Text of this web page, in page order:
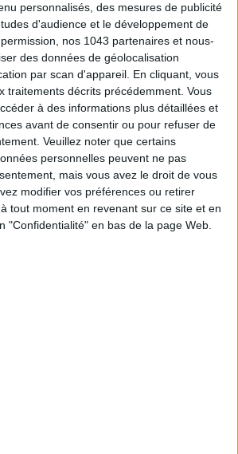
personnalisés, des mesures de publicité
d'audience et le développement de
nos 1043 partenaires et nous-
des données de géolocalisation
par scan d'appareil. En cliquant, vous
traitements décrits précédemment. Vous
à des informations plus détaillées et
avant de consentir ou pour refuser de
Veuillez noter que certains
personnelles peuvent ne pas
mais vous avez le droit de vous
modifier vos préférences ou retirer
tout moment en revenant sur ce site et en
"Confidentialité" en bas de la page Web.
VOUS DEVEZ FAIRE À PARIS EN AOÛT
QUI DONNENT ENVIE DE SE TARTINER